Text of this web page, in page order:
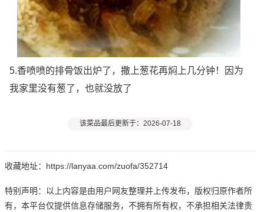
5.香喷喷的排骨饭出炉了，撒上葱花再焖上几分钟！因为
我家里没有葱了，也就没放了
该菜品最后更新于：2026-07-18
收藏地址：https://lanyaa.com/zuofa/352714
特别声明：以上内容是由用户网友整理并上传发布，版权归原作者所
有，本平台仅提供信息存储服务，不拥有所有权，不承担相关法律责